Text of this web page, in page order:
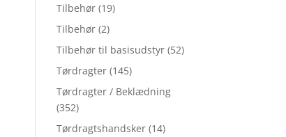
Tilbehør (19)
Tilbehør (2)
Tilbehør til basisudstyr (52)
Tørdragter (145)
Tørdragter / Beklædning
(352)
Tørdragtshandsker (14)